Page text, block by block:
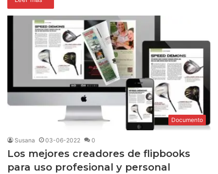
Documento
Susana 03-06-2022 0
Los mejores creadores de flipbooks
para uso profesional y personal